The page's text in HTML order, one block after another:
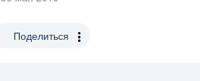
Поделиться